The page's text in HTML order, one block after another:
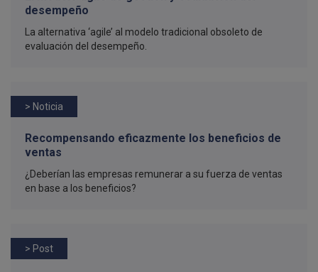
desempeño
La alternativa ‘agile’ al modelo tradicional obsoleto de
evaluación del desempeño.
> Noticia
Recompensando eficazmente los beneficios de
ventas
¿Deberían las empresas remunerar a su fuerza de ventas
en base a los beneficios?
> Post